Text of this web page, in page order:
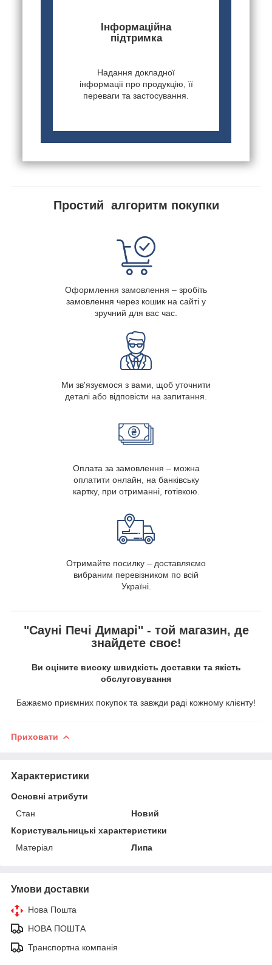
Інформаційна
підтримка
Надання докладної
інформації про продукцію, її
переваги та застосування.
Простий алгоритм покупки
Оформлення замовлення – зробіть
замовлення через кошик на сайті у
зручний для вас час.
Ми зв'язуємося з вами, щоб уточнити
деталі або відповісти на запитання.
Оплата за замовлення – можна
оплатити онлайн, на банківську
картку, при отриманні, готівкою.
Отримайте посилку – доставляємо
вибраним перевізником по всій
Україні.
"Сауні Печі Димарі" - той магазин, де
знайдете своє!
Ви оціните високу швидкість доставки та якість
обслуговування
Бажаємо приємних покупок та завжди раді кожному клієнту!
Приховати
Характеристики
Основні атрибути
Стан
Новий
Користувальницькі характеристики
Матеріал
Липа
Умови доставки
Нова Пошта
НОВА ПОШТА
Транспортна компанія